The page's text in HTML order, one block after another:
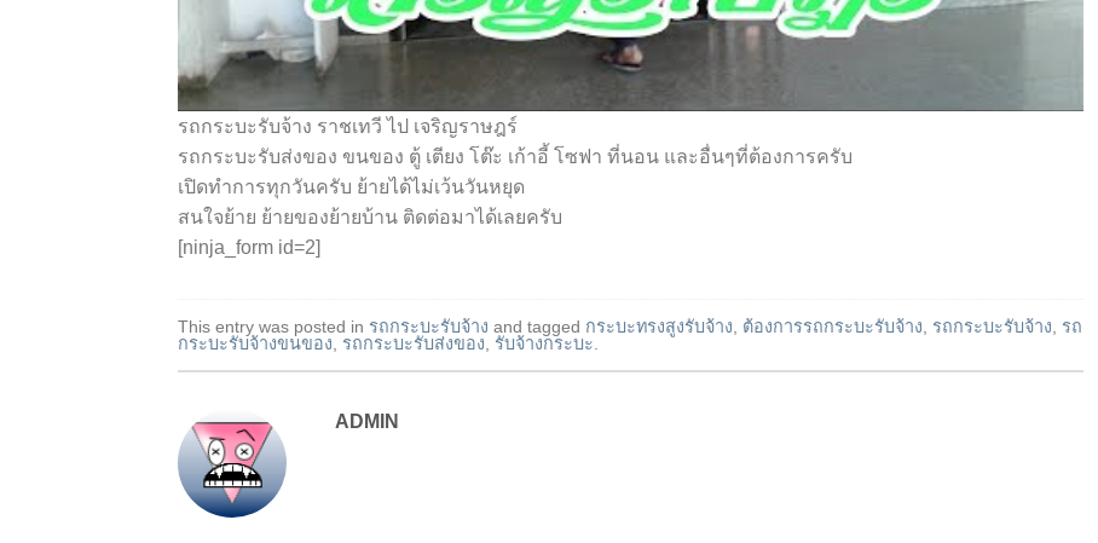
รถกระบะรับจ้าง ราชเทวี ไป เจริญราษฎร์
รถกระบะรับส่งของ ขนของ ตู้ เตียง โต๊ะ เก้าอี้ โซฟา ที่นอน และอื่นๆที่ต้องการครับ
เปิดทำการทุกวันครับ ย้ายได้ไม่เว้นวันหยุด
สนใจย้าย ย้ายของย้ายบ้าน ติดต่อมาได้เลยครับ
[ninja_form id=2]
This entry was posted in รถกระบะรับจ้าง and tagged กระบะทรงสูงรับจ้าง ต้องการรถกระบะรับจ้าง รถกระบะรับจ้าง
รถ
กระบะรับจ้างขนของ
รถกระบะรับส่งของ รับจ้างกระบะ
ADMIN